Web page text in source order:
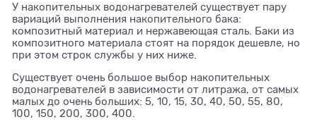
У накопительных водонагревателей существует пару
вариаций выполнения накопительного бака:
композитный материал и нержавеющая сталь. Баки из
композитного материала стоят на порядок дешевле, но
при этом строк службы у них ниже.
Существует очень большое выбор накопительных
водонагревателей в зависимости от литража, от самых
малых до очень больших: 5, 10, 15, 30, 40, 50, 55, 80,
100, 150, 200, 300, 400.